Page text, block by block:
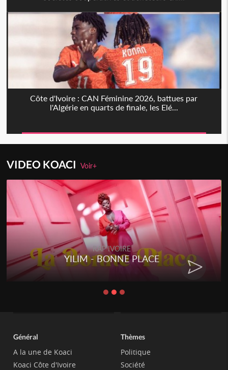
Côte d'Ivoire : CAN Féminine 2026, battues par
l'Algérie en quarts de finale, les Elé...
VIDEO KOACIVoir+
RAP IVOIRE
YILIM - BONNE PLACE
Général
A la une de Koaci
Koaci Côte d'Ivoire
Thèmes
Politique
Société